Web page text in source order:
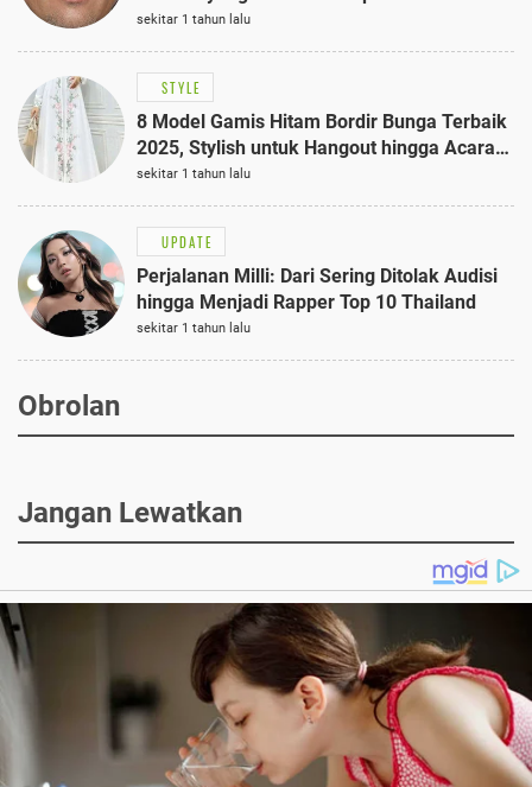
sekitar 1 tahun lalu
STYLE
8 Model Gamis Hitam Bordir Bunga Terbaik
2025, Stylish untuk Hangout hingga Acara
Semi-Formal
sekitar 1 tahun lalu
UPDATE
Perjalanan Milli: Dari Sering Ditolak Audisi
hingga Menjadi Rapper Top 10 Thailand
sekitar 1 tahun lalu
Obrolan
Jangan Lewatkan